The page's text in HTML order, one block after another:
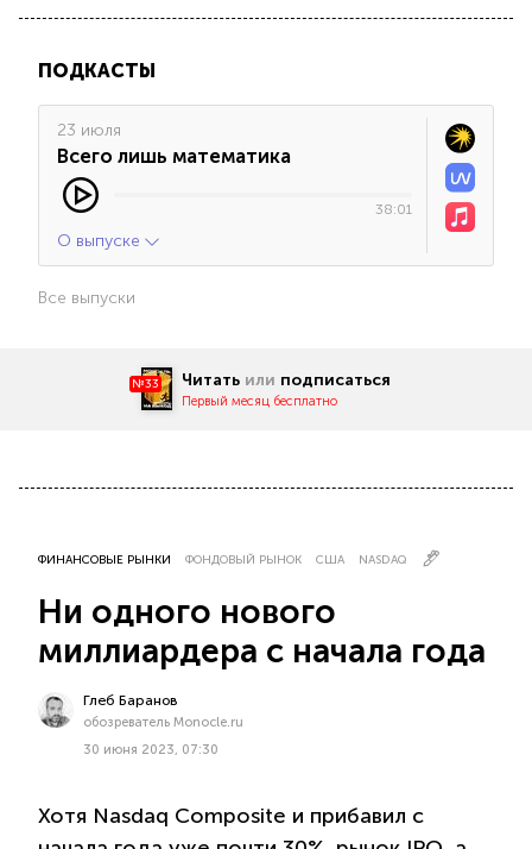
ПОДКАСТЫ
23 июля
Всего лишь математика
38:01
О выпуске
Все выпуски
№33 Читать или подписаться
Первый месяц бесплатно
ФИНАНСОВЫЕ РЫНКИ ФОНДОВЫЙ РЫНОК США NASDAQ
Ни одного нового
миллиардера с начала года
Глеб Баранов
обозреватель Monocle.ru
30 июня 2023, 07:30
Хотя Nasdaq Composite и прибавил с